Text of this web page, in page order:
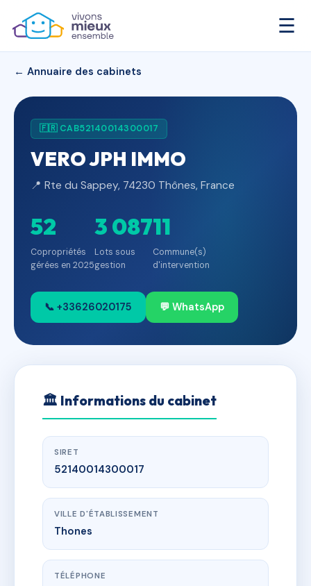
☰
← Annuaire des cabinets
🇫🇷 CAB52140014300017
VERO JPH IMMO
📍 Rte du Sappey, 74230 Thônes, France
52
Copropriétés
gérées en 2025
3 087
Lots sous
gestion
11
Commune(s)
d'intervention
📞 +33626020175 💬 WhatsApp
🏛 Informations du cabinet
SIRET
52140014300017
VILLE D'ÉTABLISSEMENT
Thones
TÉLÉPHONE